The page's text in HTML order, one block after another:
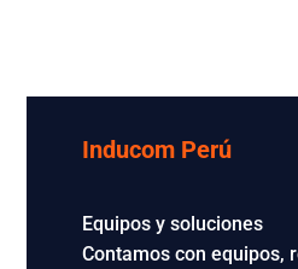
Inducom Perú
Equipos y soluciones
Contamos con equipos,